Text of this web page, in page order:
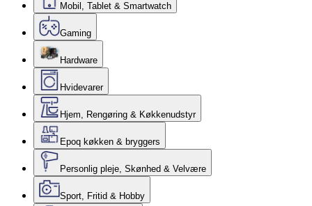
Mobil, Tablet & Smartwatch
Gaming
Hardware
Hvidevarer
Hjem, Rengøring & Køkkenudstyr
Epoq køkken & bryggers
Personlig pleje, Skønhed & Velvære
Sport, Fritid & Hobby